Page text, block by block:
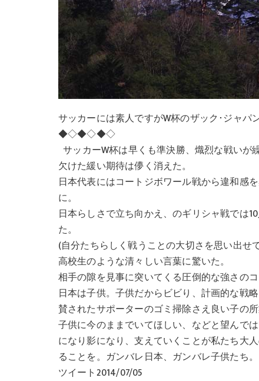
サッカーには素人ですがW杯のザック･ジャパ
◆◇◆◇◆◇
サッカーW杯は早くも準決勝、熾烈な戦い
欠けた緩い期待は儚く消えた。
日本代表にはコートジボワール戦から違和感
に。
日本らしさで立ち向かえ、のギリシャ戦では
た。
(自分たちらしく戦うことの大切さを思い出せ
高校生のような清々しい言葉に驚いた。
相手の隙を見事に突いてくる圧倒的な強さの
日本は子供。子供だからビビり、計画的な戦
賛されたサポーターのゴミ掃除さえ良い子の
子供に今のままでいてほしい、などと望んで
になり影になり、支えていくことが私たち大
ることを。ガンバレ日本、ガンバレ子供たち。
ツイート2014/07/05